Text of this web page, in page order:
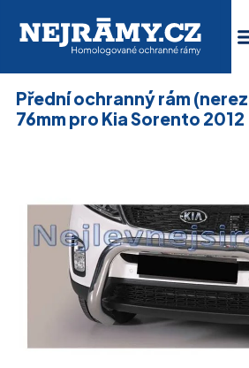
Přední ochranný rám
76mm pro Kia Sorento 2012